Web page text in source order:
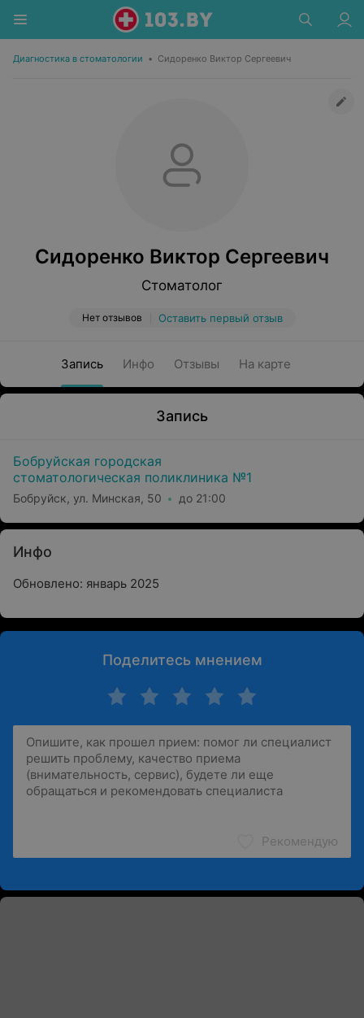
Диагностика в стоматологии • Сидоренко Виктор Сергеевич
Сидоренко Виктор Сергеевич
Стоматолог
Нет отзывов Оставить первый отзыв
Запись Инфо Отзывы На карте
Запись
Бобруйская городская
стоматологическая поликлиника №1
Бобруйск, ул. Минская, 50 до 21:00
Инфо
Обновлено: январь 2025
Поделитесь мнением
Рекомендую